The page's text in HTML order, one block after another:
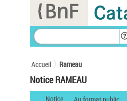
Accueil Rameau
Notice RAMEAU
Notice
Panneau de gestion des cookies